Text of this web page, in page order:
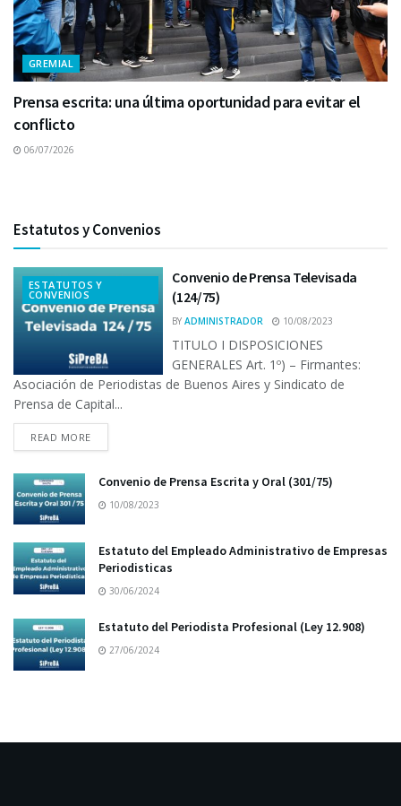
GREMIAL
Prensa escrita: una última oportunidad para evitar el
conflicto
06/07/2026
Estatutos y Convenios
ESTATUTOS Y
CONVENIOS
Convenio de Prensa Televisada
(124/75)
BY ADMINISTRADOR 10/08/2023
TITULO I DISPOSICIONES
GENERALES Art. 1º) – Firmantes:
Asociación de Periodistas de Buenos Aires y Sindicato de
Prensa de Capital...
READ MORE
Convenio de Prensa Escrita y Oral (301/75)
10/08/2023
Estatuto del Empleado Administrativo de Empresas
Periodisticas
30/06/2024
Estatuto del Periodista Profesional (Ley 12.908)
27/06/2024